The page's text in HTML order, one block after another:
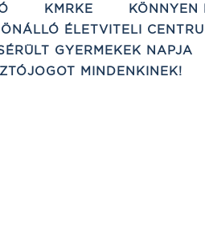
KMRKE
KÖNNYEN
ÖNÁLLÓ ÉLETVITELI
GYERMEKEK NAPJA
MINDENKINEK!